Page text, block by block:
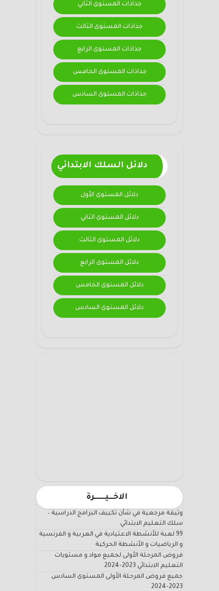
جذاذات المستوى الثاني
جذاذات المستوى الثالث
جذاذات المستوى الرابع
جذاذات المستوى الخامس
جذاذات المستوى السادس
دلائل السلك الابتدائي
دلائل المستوى الأول
دلائل المستوى الثاني
دلائل المستوى الثالث
دلائل المستوى الرابع
دلائل المستوى الخامس
دلائل المستوى السادس
الاخـــيـــــــرة
وثيقة مرجعية في شأن تكييف البرامج الدراسية –
سلك التعليم الابتدائي
99 لعبة للأنشطة الاعتيادية في العربية و الفرنسية
و الرياضيات و الأنشطة الحركية
فروض المرحلة الأولى لجميع مواد و مستويات
التعليم الابتدائي 2023-2024
جميع فروض المرحلة الأولى المستوى السادس
2023-2024